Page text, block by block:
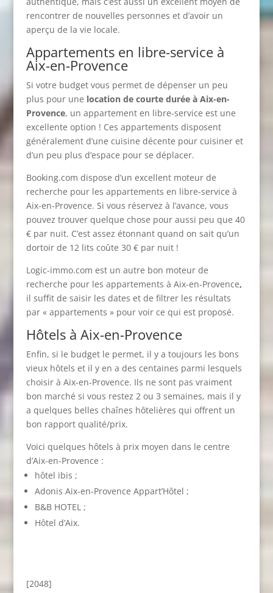
rencontrer de nouvelles personnes et d’avoir un
aperçu de la vie locale.
Appartements en libre-service à
Aix-en-Provence
Si votre budget vous permet de dépenser un peu
plus pour une location de courte durée à Aix-en-
Provence, un appartement en libre-service est une
excellente option ! Ces appartements disposent
généralement d’une cuisine décente pour cuisiner et
d’un peu plus d’espace pour se déplacer.
Booking.com dispose d’un excellent moteur de
recherche pour les appartements en libre-service à
Aix-en-Provence. Si vous réservez à l’avance, vous
pouvez trouver quelque chose pour aussi peu que 40
€ par nuit. C’est assez étonnant quand on sait qu’un
dortoir de 12 lits coûte 30 € par nuit !
Logic-immo.com est un autre bon moteur de
recherche pour les appartements à Aix-en-Provence,
il suffit de saisir les dates et de filtrer les résultats
par « appartements » pour voir ce qui est proposé.
Hôtels à Aix-en-Provence
Enfin, si le budget le permet, il y a toujours les bons
vieux hôtels et il y en a des centaines parmi lesquels
choisir à Aix-en-Provence. Ils ne sont pas vraiment
bon marché si vous restez 2 ou 3 semaines, mais il y
a quelques belles chaînes hôtelières qui offrent un
bon rapport qualité/prix.
Voici quelques hôtels à prix moyen dans le centre
d’Aix-en-Provence :
hôtel ibis ;
Adonis Aix-en-Provence Appart’Hôtel ;
B&B HOTEL ;
Hôtel d’Aix.
[2048]